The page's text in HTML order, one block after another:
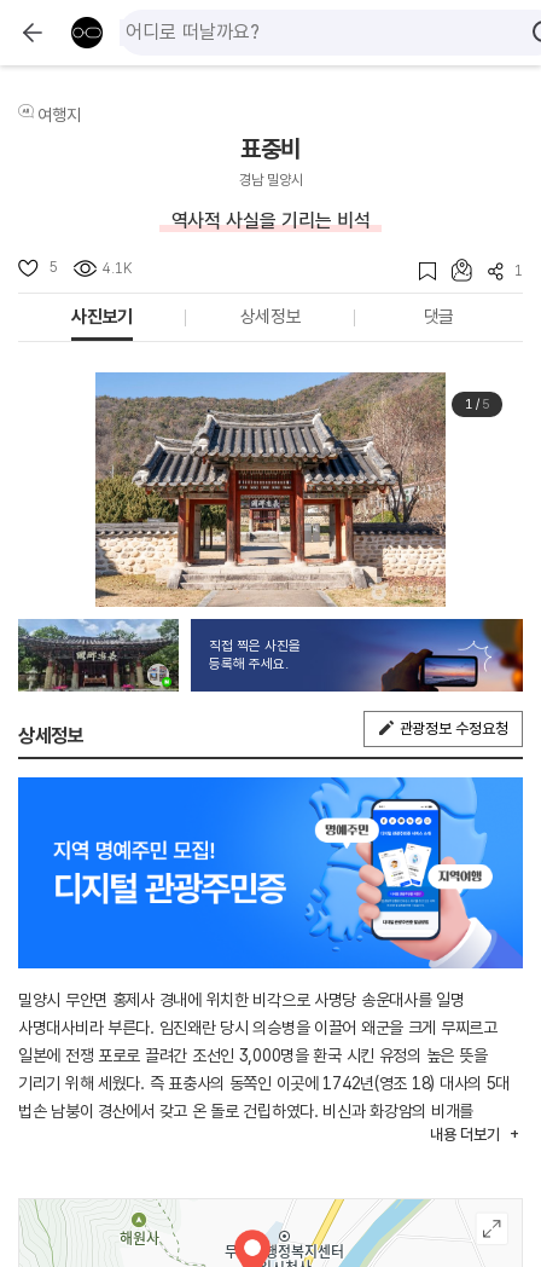
여행지
표충비
경남 밀양시
역사적 사실을 기리는 비석
5 4.1K 1
사진보기 상세정보 댓글
1/ 5
직접 찍은 사진을
등록해 주세요.
상세정보 관광정보 수정요청
밀양시 무안면 홍제사 경내에 위치한 비각으로 사명당 송운대사를 일명
사명대사비라 부른다. 임진왜란 당시 의승병을 이끌어 왜군을 크게 무찌르고
일본에 전쟁 포로로 끌려간 조선인 3,000명을 환국 시킨 유정의 높은 뜻을
기리기 위해 세웠다. 즉 표충사의 동쪽인 이곳에 1742년(영조 18) 대사의 5대
법손 남붕이 경산에서 갖고 온 돌로 건립하였다. 비신과 화강암의 비개를
갖추었고, 경주석재인 빗돌은 까만 대리석이며 좌대석과 이수는 화강암으로
새겨져 있고 측면에는 표충사[表忠祠]에 대한 내력을 새겼다. 비문의 내용은
영중추부사 이의현이, 글씨는 홍문관 부제학 김진상이 쓰고 판중추부사
유척기가 전서하였다.
내용 더보기